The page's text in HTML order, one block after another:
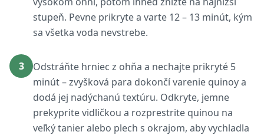
stupeň. Pevne prikryte a varte 12 – 13 minút, kým
sa všetka voda nevstrebe.
3
Odstráňte hrniec z ohňa a nechajte prikryté 5
minút – zvyšková para dokončí varenie quinoy a
dodá jej nadýchanú textúru. Odkryte, jemne
prekyprite vidličkou a rozprestrite quinou na
veľký tanier alebo plech s okrajom, aby vychladla